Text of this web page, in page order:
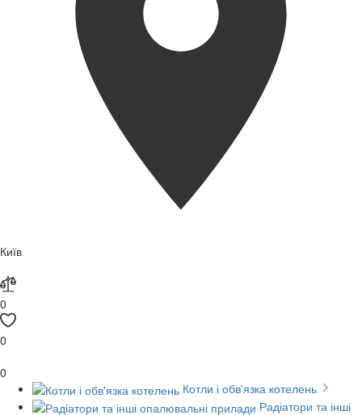
Київ
0
0
0
Котли і обв'язка котелень
Радіатори та інші